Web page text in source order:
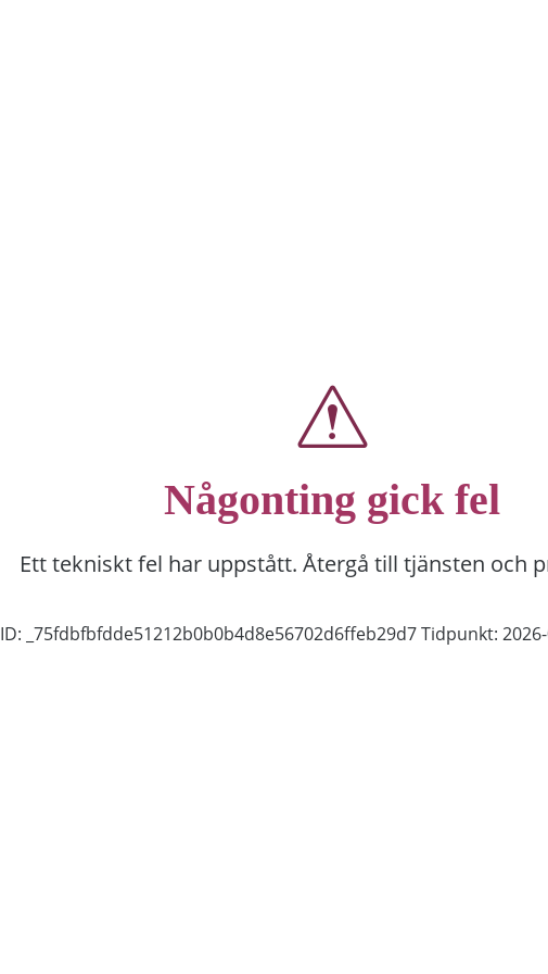
Någonting gick fel
Ett tekniskt fel har uppstått. Återgå till tjänsten och
ID: _75fdbfbfdde51212b0b0b4d8e56702d6ffeb29d7Tidpunkt: